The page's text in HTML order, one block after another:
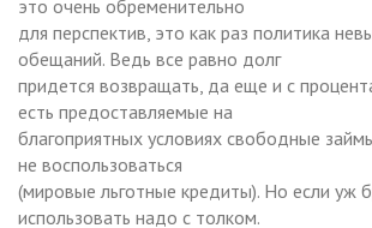
это очень обременительно
для перспектив, это как раз политика
обещаний. Ведь все равно долг
придется возвращать, да еще и с
есть предоставляемые на
благоприятных условиях свободные
не воспользоваться
(мировые льготные кредиты). Но если уж
использовать надо с толком.